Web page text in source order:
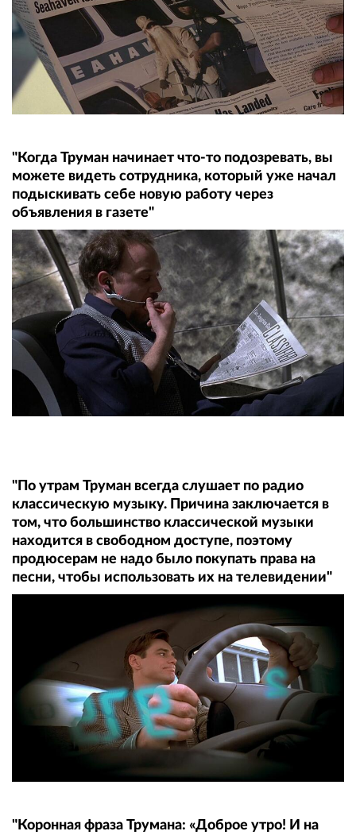
"Когда Труман начинает что-то подозревать, вы
можете видеть сотрудника, который уже начал
подыскивать себе новую работу через
объявления в газете"
"По утрам Труман всегда слушает по радио
классическую музыку. Причина заключается в
том, что большинство классической музыки
находится в свободном доступе, поэтому
продюсерам не надо было покупать права на
песни, чтобы использовать их на телевидении"
"Коронная фраза Трумана: «Доброе утро! И на